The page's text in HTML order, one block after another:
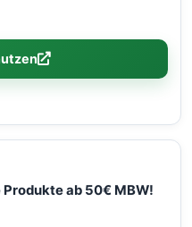
ab 50€ MBW!